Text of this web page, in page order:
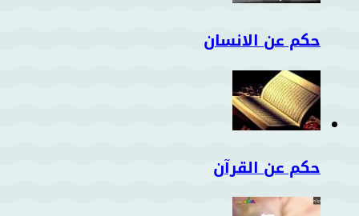
حكم عن الانسان
حكم عن القرآن